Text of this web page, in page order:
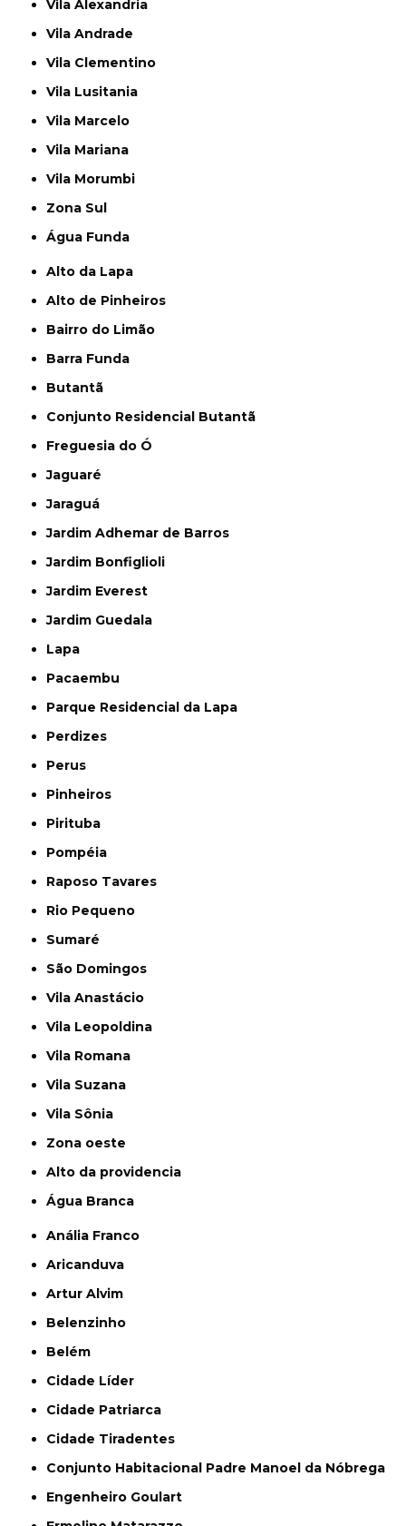
Vila Alexandria
Vila Andrade
Vila Clementino
Vila Lusitania
Vila Marcelo
Vila Mariana
Vila Morumbi
Zona Sul
Água Funda
Alto da Lapa
Alto de Pinheiros
Bairro do Limão
Barra Funda
Butantã
Conjunto Residencial Butantã
Freguesia do Ó
Jaguaré
Jaraguá
Jardim Adhemar de Barros
Jardim Bonfiglioli
Jardim Everest
Jardim Guedala
Lapa
Pacaembu
Parque Residencial da Lapa
Perdizes
Perus
Pinheiros
Pirituba
Pompéia
Raposo Tavares
Rio Pequeno
Sumaré
São Domingos
Vila Anastácio
Vila Leopoldina
Vila Romana
Vila Suzana
Vila Sônia
Zona oeste
alto da providencia
Água Branca
Anália Franco
Aricanduva
Artur Alvim
Belenzinho
Belém
Cidade Líder
Cidade Patriarca
Cidade Tiradentes
Conjunto Habitacional Padre Manoel da Nóbrega
Engenheiro Goulart